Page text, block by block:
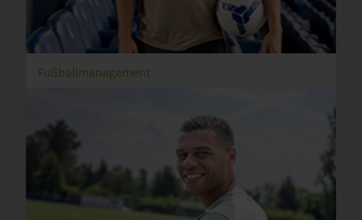
Fußballmanagement